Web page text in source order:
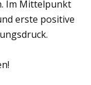
Im Mittelpunkt
erste positive